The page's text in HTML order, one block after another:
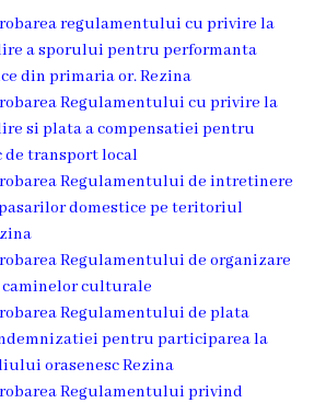
regulamentului cu privire la
a sporului pentru performanta
din primaria or. Rezina
Regulamentului cu privire la
si plata a compensatiei pentru
transport local
Regulamentului de intretinere
domestice pe teritoriul
Regulamentului de organizare
caminelor culturale
Regulamentului de plata
pentru participarea la
orasenesc Rezina
Regulamentului privind